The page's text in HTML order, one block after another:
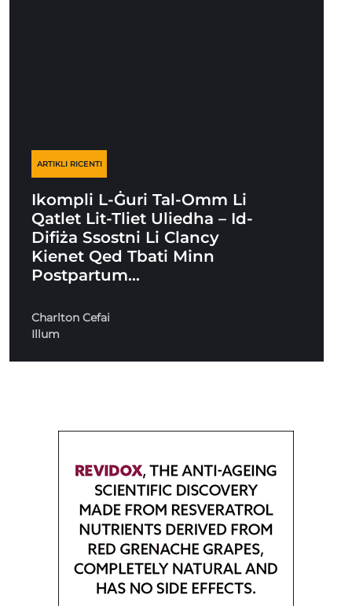
ARTIKLI RICENTI
Ikompli L-Ġuri Tal-Omm Li
Qatlet Lit-Tliet Uliedha – Id-
Difiża Ssostni Li Clancy
Kienet Qed Tbati Minn
Postpartum…
Charlton Cefai
Illum